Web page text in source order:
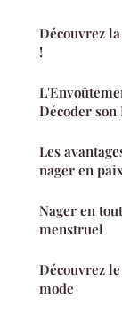
Découvrez
!
Décoder
Les
nager en
Nager en
menstruel
Découvrez
mode